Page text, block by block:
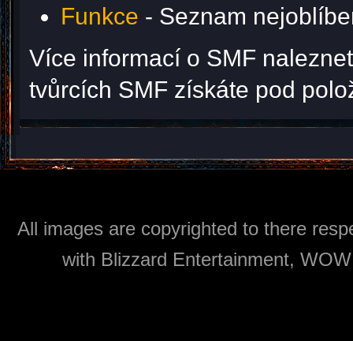
Funkce - Seznam
Více informací o SMF
tvůrcích SMF získáte pod
All images are copyrighted to there
with Blizzard Entertainment,